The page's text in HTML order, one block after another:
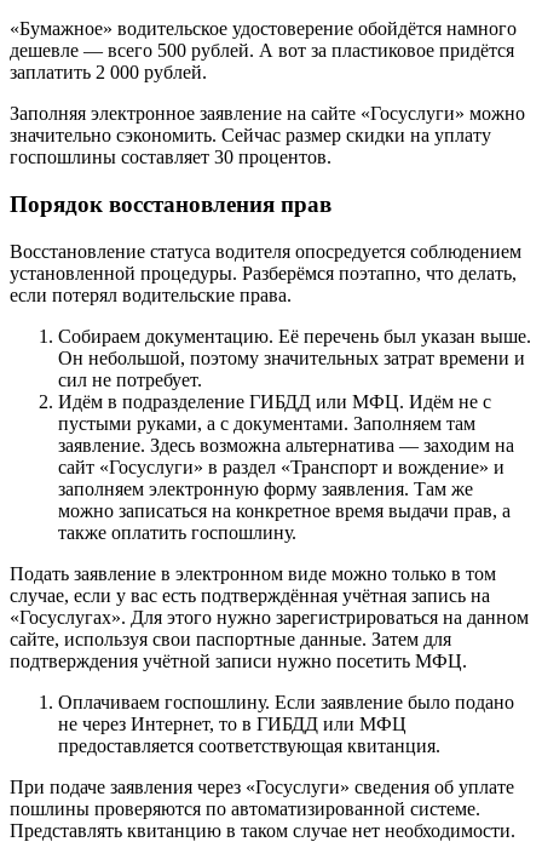
«Бумажное» водительское удостоверение обойдётся намного
дешевле — всего 500 рублей. А вот за пластиковое придётся
заплатить 2 000 рублей.
Заполняя электронное заявление на сайте «Госуслуги» можно
значительно сэкономить. Сейчас размер скидки на уплату
госпошлины составляет 30 процентов.
Порядок восстановления прав
Восстановление статуса водителя опосредуется соблюдением
установленной процедуры. Разберёмся поэтапно, что делать,
если потерял водительские права.
Собираем документацию. Её перечень был указан выше.
Он небольшой, поэтому значительных затрат времени и
сил не потребует.
Идём в подразделение ГИБДД или МФЦ. Идём не с
пустыми руками, а с документами. Заполняем там
заявление. Здесь возможна альтернатива — заходим на
сайт «Госуслуги» в раздел «Транспорт и вождение» и
заполняем электронную форму заявления. Там же
можно записаться на конкретное время выдачи прав, а
также оплатить госпошлину.
Подать заявление в электронном виде можно только в том
случае, если у вас есть подтверждённая учётная запись на
«Госуслугах». Для этого нужно зарегистрироваться на данном
сайте, используя свои паспортные данные. Затем для
подтверждения учётной записи нужно посетить МФЦ.
Оплачиваем госпошлину. Если заявление было подано
не через Интернет, то в ГИБДД или МФЦ
предоставляется соответствующая квитанция.
При подаче заявления через «Госуслуги» сведения об уплате
пошлины проверяются по автоматизированной системе.
Представлять квитанцию в таком случае нет необходимости.